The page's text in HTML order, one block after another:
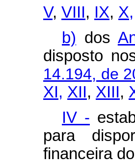
V, VIII, IX, X,
b) dos
disposto
14.194, de
XI, XII, XIII,
IV -
para
financeira